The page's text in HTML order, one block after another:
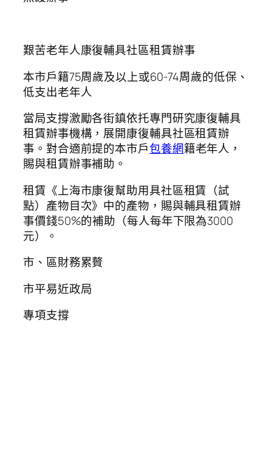
艱苦老年人康復輔具社區租賃辦事
本市戶籍75周歲及以上或60-74周歲的低保、
低支出老年人
當局支撐激勵各街鎮依托專門研究康復輔具
租賃辦事機構，展開康復輔具社區租賃辦
事。對合適前提的本市戶包養網籍老年人，
賜與租賃辦事補助。
租賃《上海市康復幫助用具社區租賃（試
點）產物目次》中的產物，賜與輔具租賃辦
事價錢50%的補助（每人每年下限為3000
元）。
市、區財務累贅
市平易近政局
專項支撐